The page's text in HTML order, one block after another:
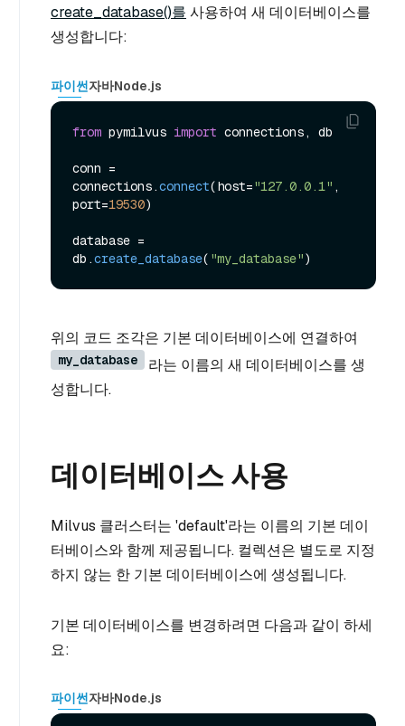
create_database()를 사용하여 새 데이터베이스를
생성합니다:
파이썬자바Node.js
from pymilvus import connections, db
conn =
connections.connect(host="127.0.0.1" ,
port=19530)
database =
db.create_database( "my_database"
위의 코드 조각은 기본 데이터베이스에 연결하여
my_database
라는 이름의 새 데이터베이스를 생
성합니다.
데이터베이스 사용
Milvus 클러스터는 'default'라는 이름의 기본 데이
터베이스와 함께 제공됩니다. 컬렉션은 별도로 지정
하지 않는 한 기본 데이터베이스에 생성됩니다.
기본 데이터베이스를 변경하려면 다음과 같이 하세
요:
파이썬자바Node.js